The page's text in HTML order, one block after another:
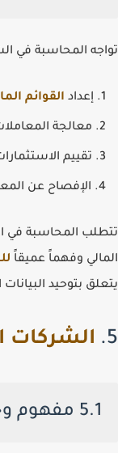
تواجه المحاسبة في
إعداد القوائم
معالجة
تقييم
الإفصاح عن
تتطلب المحاسبة في
المالي وفهماً عميقاً
يتعلق بتوحيد البيانات
5. الشركات
5.1 مفهوم وخصائص الشركات الفردية